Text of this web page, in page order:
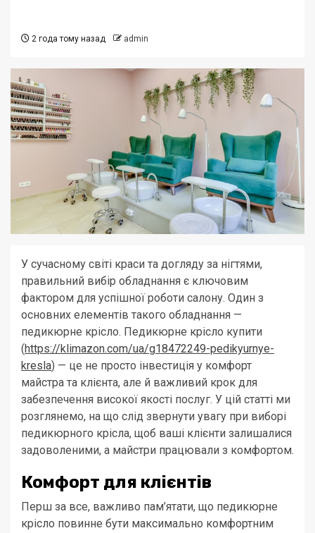
2 года тому назад admin
У сучасному світі краси та догляду за нігтями,
правильний вибір обладнання є ключовим
фактором для успішної роботи салону. Один з
основних елементів такого обладнання —
педикюрне крісло. Педикюрне крісло купити
(https://klimazon.com/ua/g18472249-pedikyurnye-
kresla) — це не просто інвестиція у комфорт
майстра та клієнта, але й важливий крок для
забезпечення високої якості послуг. У цій статті ми
розглянемо, на що слід звернути увагу при виборі
педикюрного крісла, щоб ваші клієнти залишалися
задоволеними, а майстри працювали з комфортом.
Комфорт для клієнтів
Перш за все, важливо пам’ятати, що педикюрне
крісло повинне бути максимально комфортним